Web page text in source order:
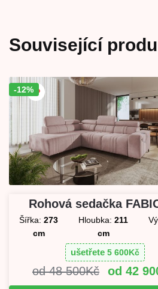
Související
Sleva!
-12%
Rohová sedačka
Šířka: 273
cm
Hloubka: 211
cm
ušetřete 5 600Kč
48 500Kč 42